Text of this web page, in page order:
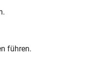
führen.